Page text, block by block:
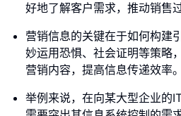
好地了解客户需求，推动销售过
营销信息的关键在于如何构建
妙运用恐惧、社会证明等策略
营销内容，提高信息传递效率。
举例来说，在向某大型企业的